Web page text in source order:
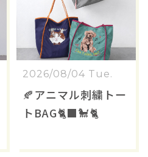
2026/08/04 Tue.
🍂アニマル刺繍トー
トBAG🐈‍⬛🐩🐈